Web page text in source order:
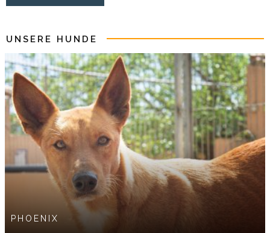
UNSERE HUNDE
PHOENIX